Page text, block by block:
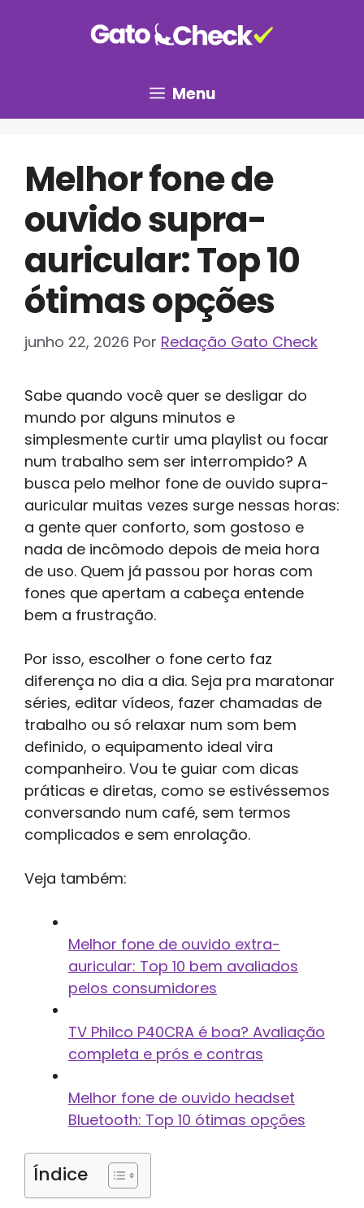
Menu
Melhor fone de
ouvido supra-
auricular: Top 10
ótimas opções
junho 22, 2026 Por Redação Gato Check
Sabe quando você quer se desligar do
mundo por alguns minutos e
simplesmente curtir uma playlist ou focar
num trabalho sem ser interrompido? A
busca pelo melhor fone de ouvido supra-
auricular muitas vezes surge nessas horas:
a gente quer conforto, som gostoso e
nada de incômodo depois de meia hora
de uso. Quem já passou por horas com
fones que apertam a cabeça entende
bem a frustração.
Por isso, escolher o fone certo faz
diferença no dia a dia. Seja pra maratonar
séries, editar vídeos, fazer chamadas de
trabalho ou só relaxar num som bem
definido, o equipamento ideal vira
companheiro. Vou te guiar com dicas
práticas e diretas, como se estivéssemos
conversando num café, sem termos
complicados e sem enrolação.
Veja também:
Melhor fone de ouvido extra-
auricular: Top 10 bem avaliados
pelos consumidores
TV Philco P40CRA é boa? Avaliação
completa e prós e contras
Melhor fone de ouvido headset
Bluetooth: Top 10 ótimas opções
Índice